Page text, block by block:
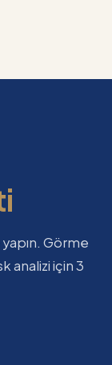
Görme
analizi için 3